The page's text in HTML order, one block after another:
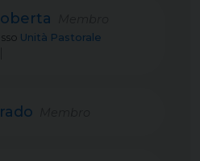
Unità Pastorale